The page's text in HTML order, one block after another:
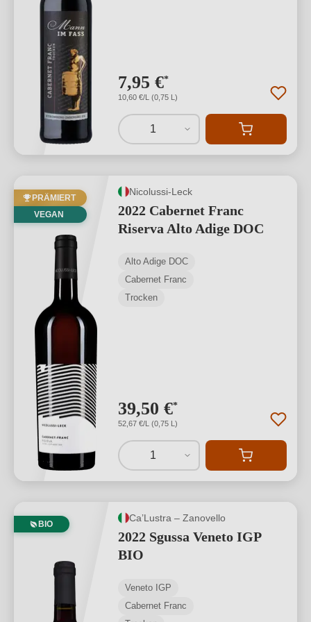
7,95 €*
10,60 €/L (0,75 L)
1
PRÄMIERT
VEGAN
Nicolussi-Leck
2022 Cabernet Franc
Riserva Alto Adige DOC
Alto Adige DOC
Cabernet Franc
Trocken
39,50 €*
52,67 €/L (0,75 L)
1
BIO
Ca’Lustra – Zanovello
2022 Sgussa Veneto IGP
BIO
Veneto IGP
Cabernet Franc